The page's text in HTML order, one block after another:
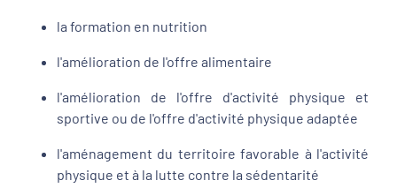
la formation en nutrition
l'amélioration de l'offre alimentaire
l'amélioration de l'offre d'activité physique et
sportive ou de l'offre d'activité physique adaptée
l'aménagement du territoire favorable à l'activité
physique et à la lutte contre la sédentarité